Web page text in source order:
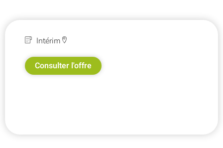
Intérim
Consulter l'offre